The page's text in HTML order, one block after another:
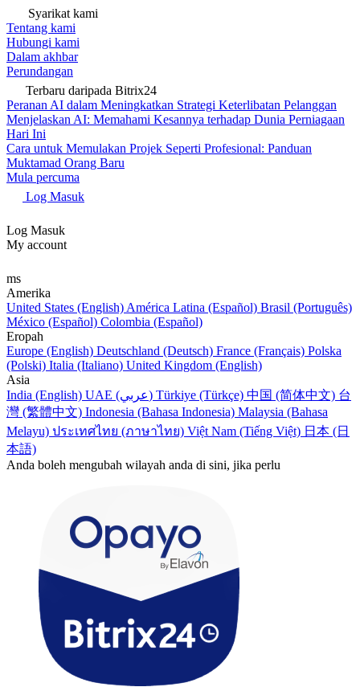
Syarikat kami
Tentang kami
Hubungi kami
Dalam akhbar
Perundangan
Terbaru daripada Bitrix24
Peranan AI dalam Meningkatkan Strategi Keterlibatan Pelanggan
Menjelaskan AI: Memahami Kesannya terhadap Dunia Perniagaan
Hari Ini
Cara untuk Memulakan Projek Seperti Profesional: Panduan
Muktamad Orang Baru
Mula percuma
Log Masuk
Log Masuk
My account
ms
Amerika
United States (English) América Latina (Español) Brasil (Português)
México (Español) Colombia (Español)
Eropah
Europe (English) Deutschland (Deutsch) France (Français) Polska
(Polski) Italia (Italiano) United Kingdom (English)
Asia
India (English)
UAE (عربي) Türkiye (Türkçe) 中国 (简体中文) 台
灣 (繁體中文) Indonesia (Bahasa Indonesia) Malaysia (Bahasa
Melayu) ประเทศไทย (ภาษาไทย) Việt Nam (Tiếng Việt) 日本 (日
本語)
Anda boleh mengubah wilayah anda di sini, jika perlu